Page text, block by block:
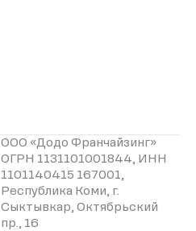
ООО «Додо Франчайзинг»
ОГРН 1131101001844, ИНН
1101140415 167001,
Республика Коми, г.
Сыктывкар, Октябрьский
пр., 16